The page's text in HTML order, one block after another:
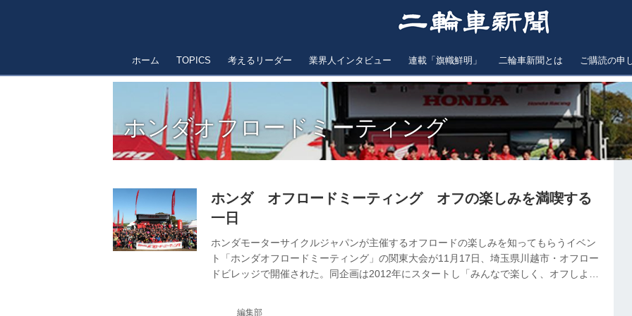
ホーム TOPICS 考えるリーダー 業界人インタビュー 連載「旗幟鮮明」 二輪車新聞とは ご購読の申
ホンダオフロードミーティング
ホンダ オフロードミーティング オフの楽しみを満喫する
一日
ホンダモーターサイクルジャパンが主催するオフロードの楽しみを知ってもらうイベン
ト「ホンダオフロードミーティング」の関東大会が11月17日、埼玉県川越市・オフロー
ドビレッジで開催された。同企画は2012年にスタートし「みんなで楽しく、オフしよ
編集部